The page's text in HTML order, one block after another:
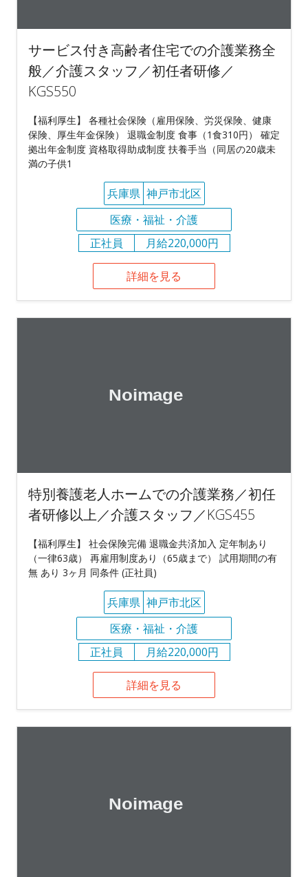
サービス付き高齢者住宅での介護業務全
般／介護スタッフ／初任者研修／
KGS550
【福利厚生】 各種社会保険（雇用保険、労災保険、健康
保険、厚生年金保険） 退職金制度 食事（1食310円） 確定
拠出年金制度 資格取得助成制度 扶養手当（同居の20歳未
満の子供1
兵庫県 神戸市北区
医療・福祉・介護
正社員
月給220,000円
詳細を見る
特別養護老人ホームでの介護業務／初任
者研修以上／介護スタッフ／KGS455
【福利厚生】 社会保険完備 退職金共済加入 定年制あり
（一律63歳） 再雇用制度あり（65歳まで） 試用期間の有
無 あり 3ヶ月 同条件 (正社員)
兵庫県 神戸市北区
医療・福祉・介護
正社員
月給220,000円
詳細を見る